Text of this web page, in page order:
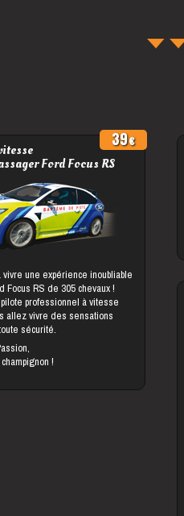
Ford Focus RS
39
une expérience inoubliable
Focus RS de 305 chevaux !
professionnel à vitesse
allez vivre des sensations
sécurité.
!